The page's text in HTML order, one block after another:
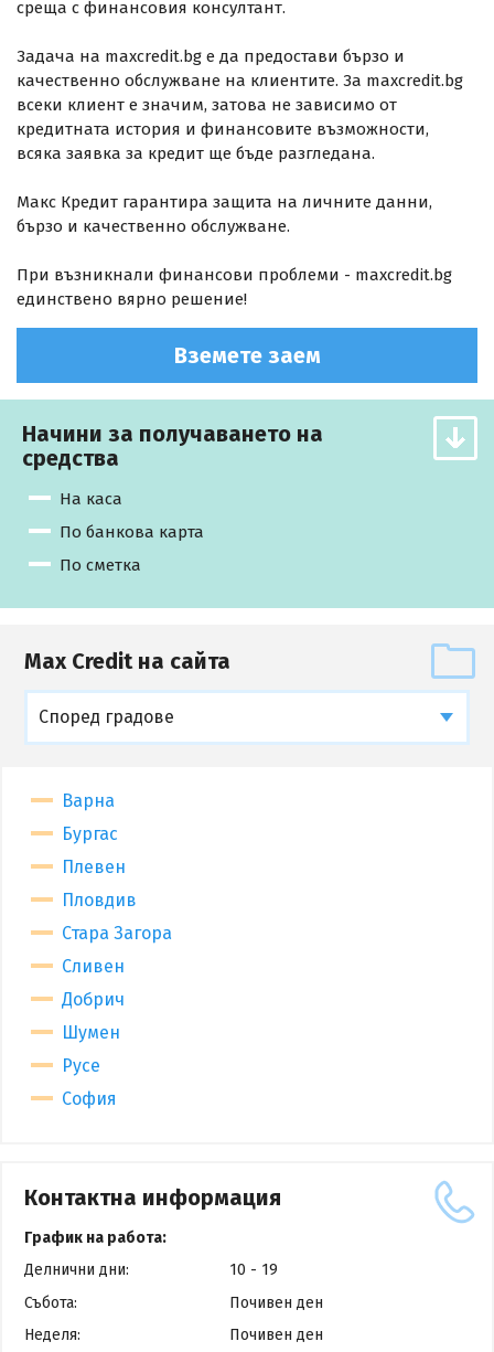
среща с финансовия консултант.
Задача на maxcredit.bg е да предостави бързо и
качественно обслужване на клиентите. За maxcredit.bg
всеки клиент е значим, затова не зависимо от
кредитната история и финансовите възможности,
всяка заявка за кредит ще бъде разгледана.
Макс Кредит гарантира защита на личните данни,
бързо и качественно обслужване.
При възникнали финансови проблеми - maxcredit.bg
единствено вярно решение!
Вземете заем
Начини за получаването на
средства
На каса
По банкова карта
По сметка
Max Credit на сайта
Според градове
Варна
Бургас
Плевен
Пловдив
Стара Загора
Сливен
Добрич
Шумен
Русе
София
Контактна информация
График на работа:
Делнични дни:
10 - 19
Събота:
Почивен ден
Неделя:
Почивен ден